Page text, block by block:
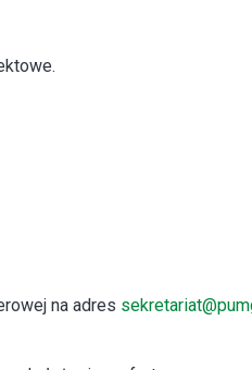
na adres